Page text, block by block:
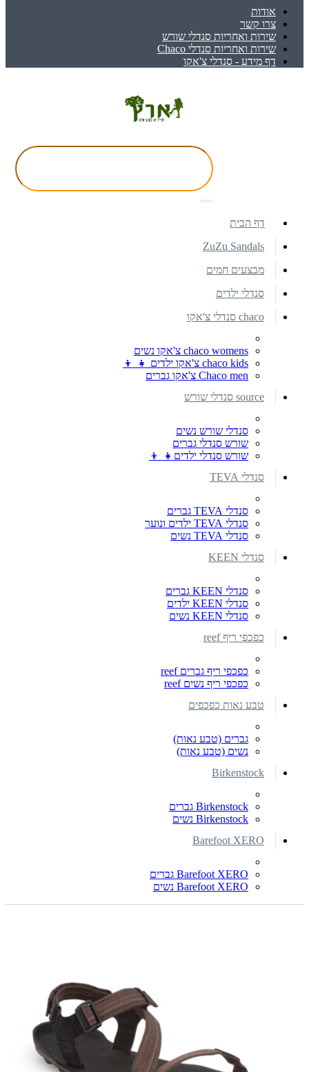
אודות
צרו קשר
שירות ואחריות סנדלי שורש
שירות ואחריות סנדלי Chaco
דף מידע - סנדלי צ'אקו
דף הבית
ZuZu Sandals
מבצעים חמים
סנדלי ילדים
chaco סנדלי צ'אקו
chaco womens צ'אקו נשים
chaco kids צ'אקו ילדים 👧 👦
Chaco men צ'אקו גברים
source סנדלי שורש
סנדלי שורש נשים
שורש סנדלי גברים
שורש סנדלי ילדים👧 👦
סנדלי TEVA
סנדלי TEVA גברים
סנדלי TEVA ילדים ונוער
סנדלי TEVA נשים
סנדלי KEEN
סנדלי KEEN גברים
סנדלי KEEN ילדים
סנדלי KEEN נשים
כפכפי ריף reef
כפכפי ריף גברים reef
כפכפי ריף נשים reef
טבע נאות כפכפים
גברים (טבע נאות)
נשים (טבע נאות)
Birkenstock
Birkenstock גברים
Birkenstock נשים
Barefoot XERO
Barefoot XERO גברים
Barefoot XERO נשים